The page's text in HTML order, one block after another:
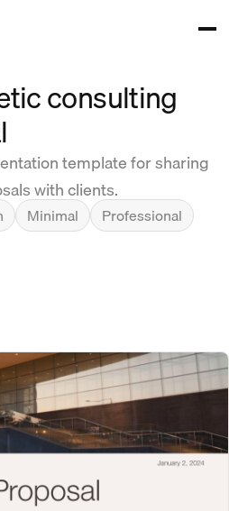
consulting
template for sharing
with clients.
Minimal
Professional